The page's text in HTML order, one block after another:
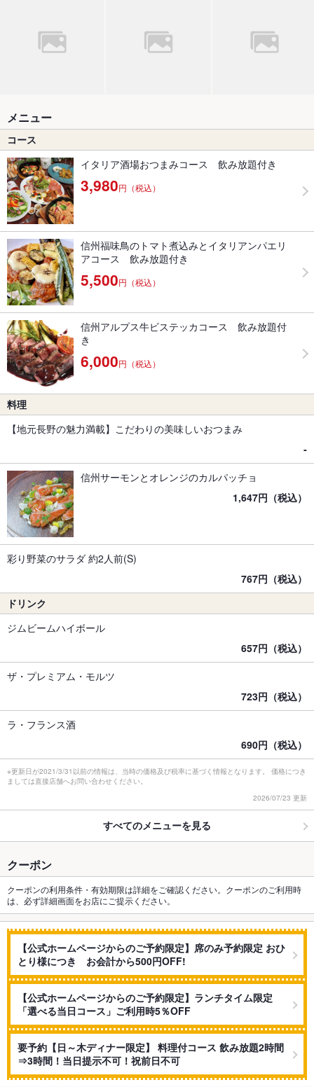
メニュー
コース
イタリア酒場おつまみコース 飲み放題付き
3,980円（税込）
信州福味鳥のトマト煮込みとイタリアンパエリ
アコース 飲み放題付き
5,500円（税込）
信州アルプス牛ビステッカコース 飲み放題付
き
6,000円（税込）
料理
【地元長野の魅力満載】こだわりの美味しいおつまみ
‐
信州サーモンとオレンジのカルパッチョ
1,647円（税込）
彩り野菜のサラダ 約2人前(S)
767円（税込）
ドリンク
ジムビームハイボール
657円（税込）
ザ・プレミアム・モルツ
723円（税込）
ラ・フランス酒
690円（税込）
※更新日が2021/3/31以前の情報は、当時の価格及び税率に基づく情報となります。 価格につき
ましては直接店舗へお問い合わせください。
2026/07/23 更新
すべてのメニューを見る
クーポン
クーポンの利用条件・有効期限は詳細をご確認ください。クーポンのご利用時
は、必ず詳細画面をお店にご提示ください。
【公式ホームページからのご予約限定】席のみ予約限定 おひ
とり様につき お会計から500円OFF!
【公式ホームページからのご予約限定】ランチタイム限定
「選べる当日コース」ご利用時5％OFF
要予約【日～木ディナー限定】 料理付コース 飲み放題2時間
⇒3時間！当日提示不可！祝前日不可